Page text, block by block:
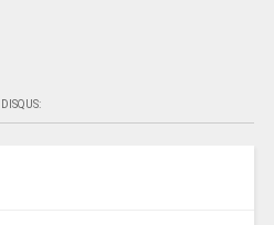
DISQUS: